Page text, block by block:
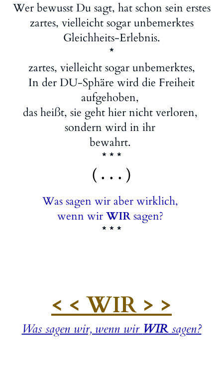
Wer bewusst Du sagt, hat schon sein erstes
zartes, vielleicht sogar unbemerktes
Gleichheits-Erlebnis.
*
zartes, vielleicht sogar unbemerktes,
In der DU-Sphäre wird die Freiheit
aufgehoben,
das heißt, sie geht hier nicht verloren,
sondern wird in ihr
bewahrt.
* * *
( . . . )
Was sagen wir aber wirklich,
wenn wir WIRsagen?
* * *
< < WIR > >
Was sagen wir, wenn wir WIRsagen?